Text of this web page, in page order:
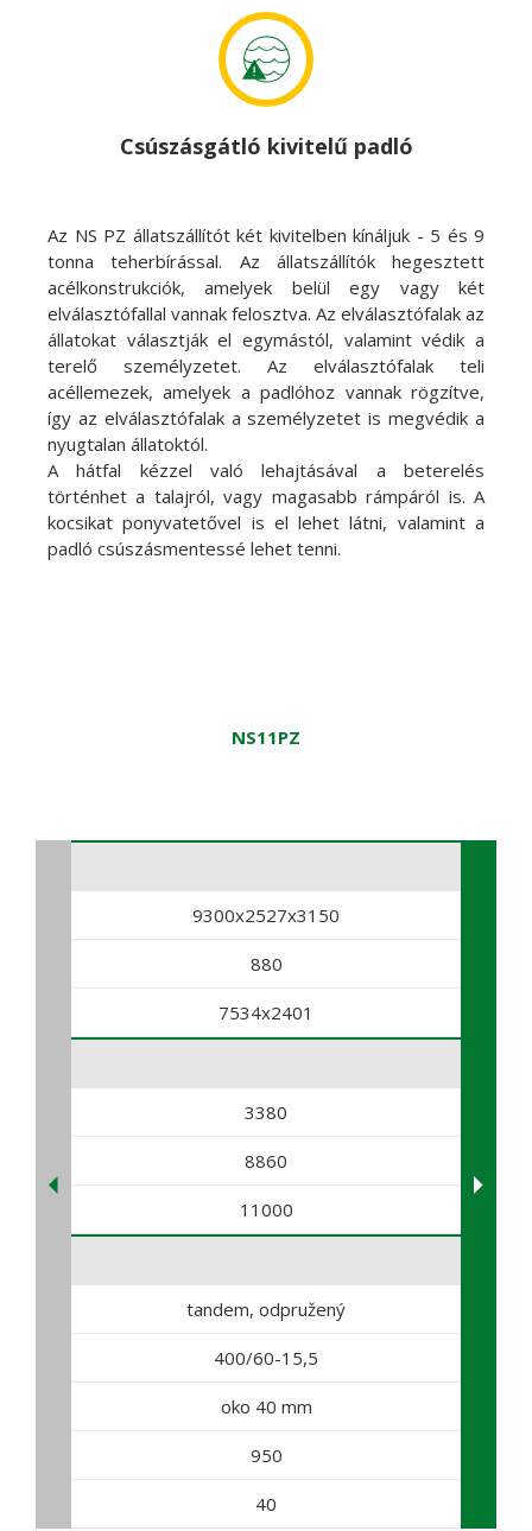
Csúszásgátló kivitelű padló
Az NS PZ állatszállítót két kivitelben kínáljuk - 5 és 9
tonna teherbírással. Az állatszállítók hegesztett
acélkonstrukciók, amelyek belül egy vagy két
elválasztófallal vannak felosztva. Az elválasztófalak az
állatokat választják el egymástól, valamint védik a
terelő személyzetet. Az elválasztófalak teli
acéllemezek, amelyek a padlóhoz vannak rögzítve,
így az elválasztófalak a személyzetet is megvédik a
nyugtalan állatoktól.
A hátfal kézzel való lehajtásával a beterelés
történhet a talajról, vagy magasabb rámpáról is. A
kocsikat ponyvatetővel is el lehet látni, valamint a
padló csúszásmentessé lehet tenni.
NS11PZ
9300x2527x3150
880
7534x2401
3380
8860
11000
tandem, odpružený
400/60-15,5
oko 40 mm
950
40